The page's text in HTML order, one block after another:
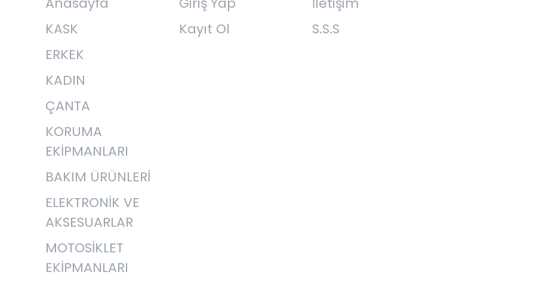
KASK
ERKEK
KADIN
ÇANTA
KORUMA
EKİPMANLARI
BAKIM ÜRÜNLERİ
ELEKTRONİK VE
AKSESUARLAR
MOTOSİKLET
EKİPMANLARI
Kayıt Ol
S.S.S